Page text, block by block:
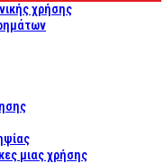
χρήσης
μιας χρήσης